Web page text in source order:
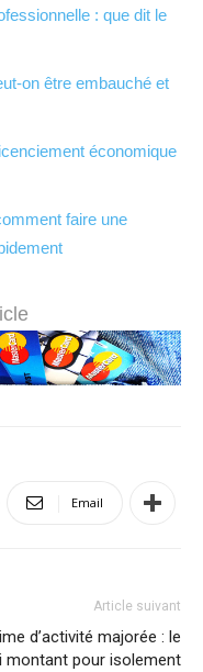
: que dit le
on être embauché et
économique
faire une
Email
Article suivant
d’activité majorée : le
montant pour isolement